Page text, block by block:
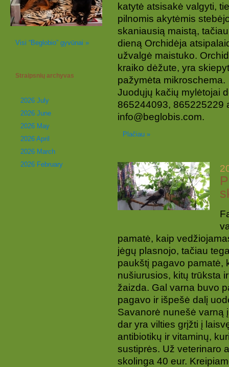
Visi “Beglobio” gyvūnai »
Straipsnių archyvas
2026 July
2026 June
2026 May
2026 April
2026 March
2026 February
katytė atsisakė valgyti,
pilnomis akytėmis
skaniausią maistą,
dieną Orchidėja
užvalgė maistuko.
kraiko dėžute, yra
pažymėta mikroschema.
Juodųjų kačių mylėtojai
865244093, 865225229
info@beglobis.com.
Plačiau »
pamatė, kaip
jėgų plasnojo, tačiau
paukštį pagavo pamatė,
nušiurusios, kitų trūksta
žaizda. Gal varna buvo
pagavo ir išpešė dalį
Savanorė nunešė varną
dar yra vilties grįžti į
antibiotikų ir vitaminų,
sustiprės. Už veterinaro
skolinga 40 eur.